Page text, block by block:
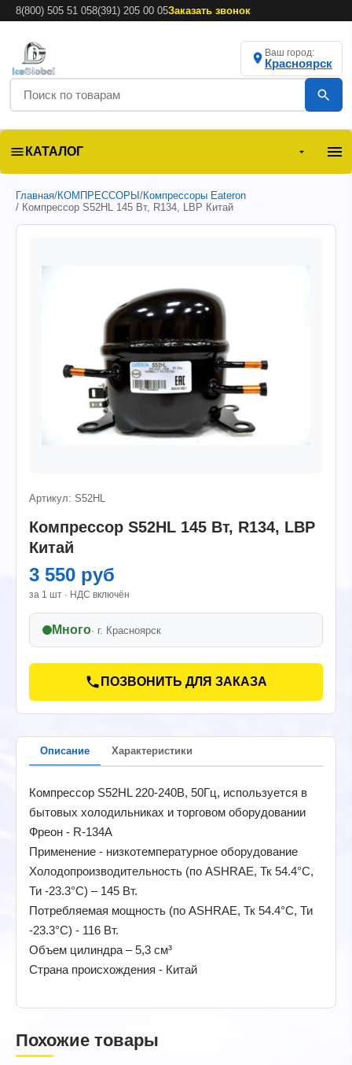
8(800) 505 51 058(391) 205 00 05Заказать звонок
Ваш город:
Красноярск
КАТАЛОГ
Главная/КОМПРЕССОРЫ /Компрессоры Eateron
/ Компрессор S52HL 145 Вт, R134, LBP Китай
Артикул: S52HL
Компрессор S52HL 145 Вт, R134, LBP
Китай
3 550 руб
за 1 шт · НДС включён
Много· г. Красноярск
ПОЗВОНИТЬ ДЛЯ ЗАКАЗА
Описание Характеристики
Компрессор S52HL 220-240В, 50Гц, используется в
бытовых холодильниках и торговом оборудовании
Фреон - R-134A
Применение - низкотемпературное оборудование
Холодопроизводительность (по ASHRAE, Тк 54.4°C,
Ти -23.3°C) – 145 Вт.
Потребляемая мощность (по ASHRAE, Тк 54.4°C, Ти
-23.3°C) - 116 Вт.
Объем цилиндра – 5,3 см³
Страна происхождения - Китай
Похожие товары